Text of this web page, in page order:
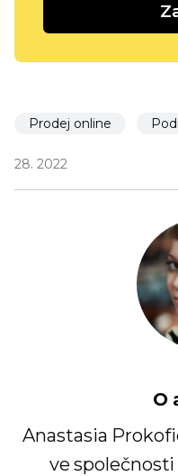
Prodej online
28. 2022
O
Anastasia
ve